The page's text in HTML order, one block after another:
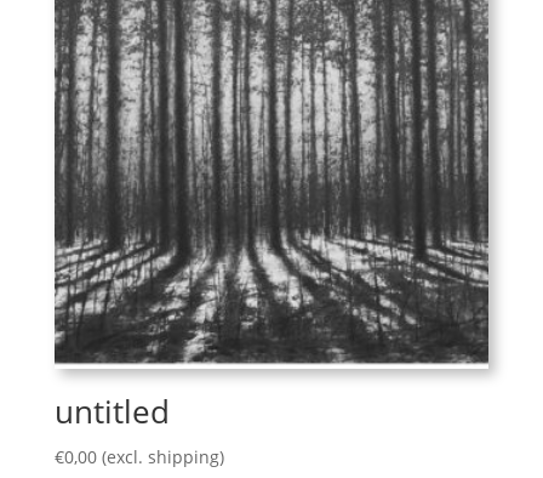
untitled
€0,00 (excl. shipping)